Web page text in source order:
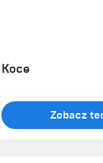
Koce
Zobacz